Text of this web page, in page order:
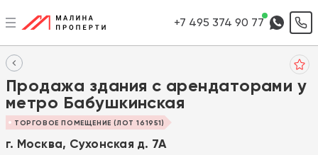
+7 495 374 90 77
Продажа здания с арендаторами у
метро Бабушкинская
ТОРГОВОЕ ПОМЕЩЕНИЕ (ЛОТ 161951)
г. Москва, Сухонская д. 7А